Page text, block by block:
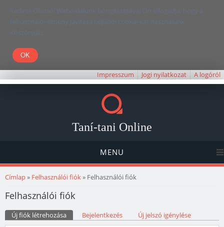
Kedves Olvasó! Weboldalunk böngészésével Ön elfogadja, hogy a
felhasználói élmény javítása céljából cookie-kat használunk.
Köszönjük!
Impresszum Jogi nyilatkozat A logóról
Taní-tani Online
MENU
Jelenlegi hely
Címlap» Felhasználói fiók» Felhasználói fiók
Felhasználói fiók
Elsődleges fülek
Új fiók létrehozása (aktív fül)Bejelentkezés Új jelszó igénylése